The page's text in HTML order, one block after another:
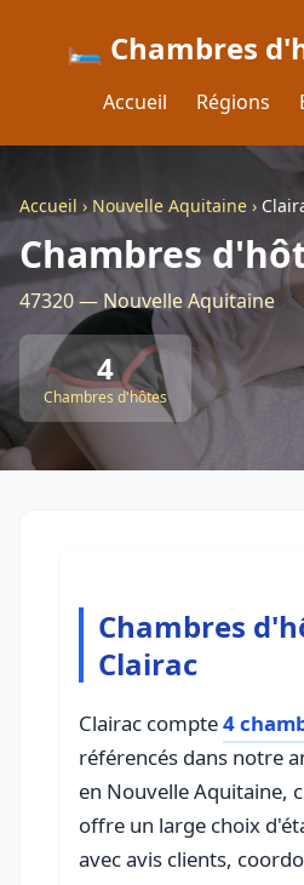
🛏️ Chambres
Accueil Régions
Accueil › Nouvelle Aquitaine ›
Chambres
47320 — Nouvelle Aquitaine
4
Chambres d'hôtes
Chambres
Clairac
Clairac compte4
référencés dans notre
en Nouvelle Aquitaine,
offre un large choix
avec avis clients,